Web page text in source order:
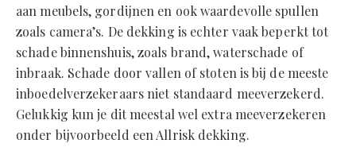
aan meubels, gordijnen en ook waardevolle spullen
zoals camera’s. De dekking is echter vaak beperkt tot
schade binnenshuis, zoals brand, waterschade of
inbraak. Schade door vallen of stoten is bij de meeste
inboedelverzekeraars niet standaard meeverzekerd.
Gelukkig kun je dit meestal wel extra meeverzekeren
onder bijvoorbeeld een Allrisk dekking.